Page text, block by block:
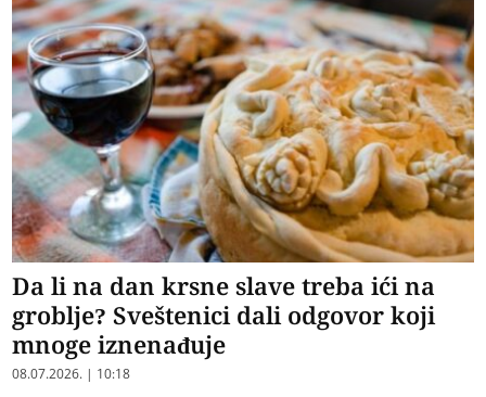
Da li na dan krsne slave treba ići na
groblje? Sveštenici dali odgovor koji
mnoge iznenađuje
08.07.2026. | 10:18